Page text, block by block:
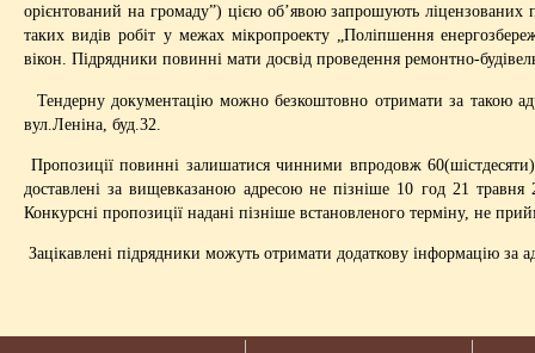
орієнтований на громаду”) цією об’явою запрошують ліцензованих
таких видів робіт у межах мікропроекту „Поліпшення
вікон. Підрядники повинні мати досвід проведення ремонтно-
Тендерну документацію можно безкоштовно отримати за такою
вул.Леніна, буд.32.
Пропозиції повинні залишатися чинними впродовж
доставлені за вищевказаною адресою не пізніше 10 год 21
Конкурсні пропозиції надані пізніше встановленого терміну, не
Зацікавлені підрядники можуть отримати додаткову інформацію